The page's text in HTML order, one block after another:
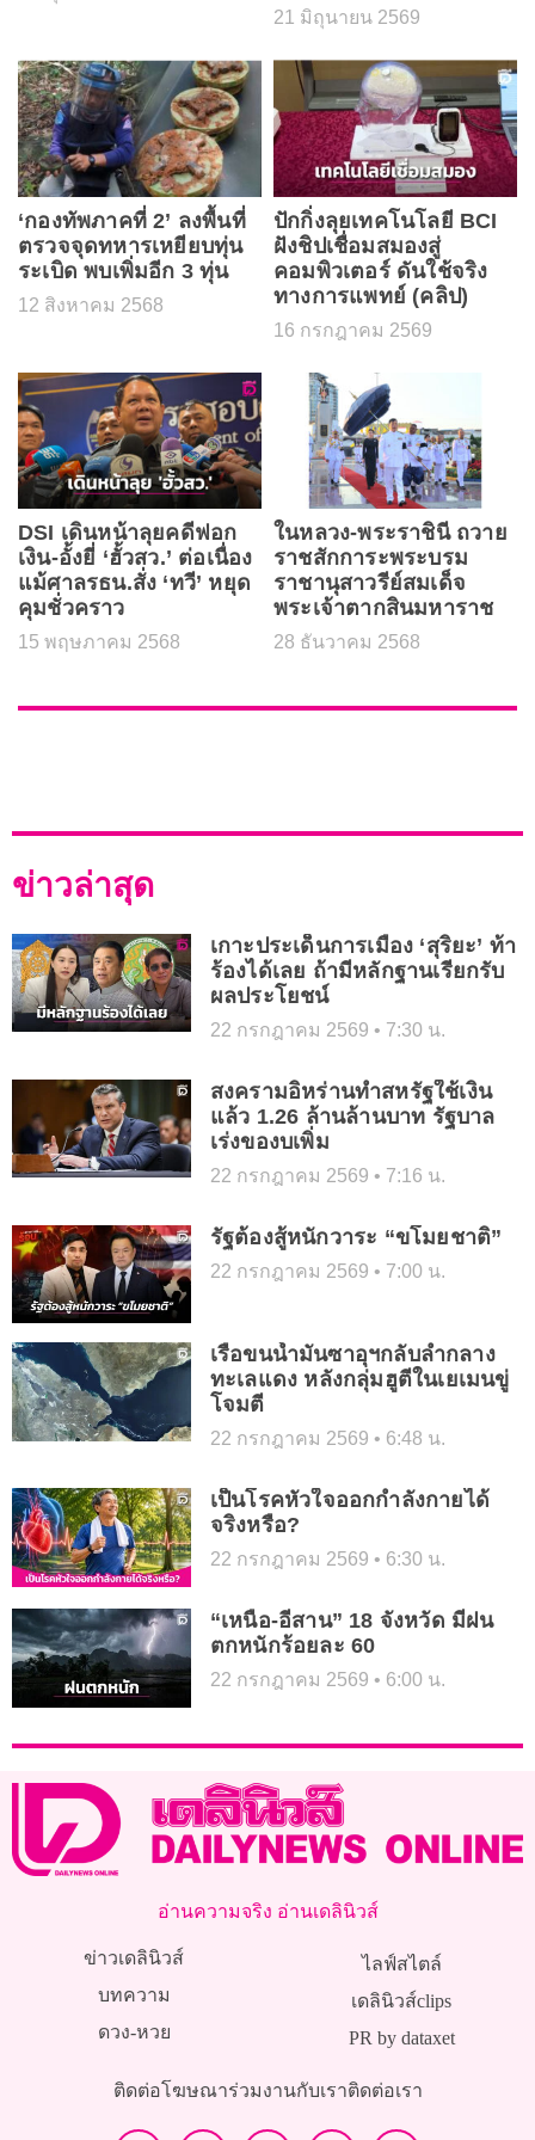
21 มิถุนายน 2569
‘กองทัพภาคที่ 2’ ลงพื้นที่
ตรวจจุดทหารเหยียบทุ่น
ระเบิด พบเพิ่มอีก 3 ทุ่น
12 สิงหาคม 2568
ปักกิ่งลุยเทคโนโลยี BCI
ฝังชิปเชื่อมสมองสู่
คอมพิวเตอร์ ดันใช้จริง
ทางการแพทย์ (คลิป)
16 กรกฎาคม 2569
DSI เดินหน้าลุยคดีฟอก
เงิน-อั้งยี่ ‘ฮั้วสว.’ ต่อเนื่อง
แม้ศาลรธน.สั่ง ‘ทวี’ หยุด
คุมชั่วคราว
15 พฤษภาคม 2568
ในหลวง-พระราชินี ถวาย
ราชสักการะพระบรม
ราชานุสาวรีย์สมเด็จ
พระเจ้าตากสินมหาราช
28 ธันวาคม 2568
ข่าวล่าสุด
เกาะประเด็นการเมือง ‘สุริยะ’ ท้า
ร้องได้เลย ถ้ามีหลักฐานเรียกรับ
ผลประโยชน์
22 กรกฎาคม 2569 7:30 น.
สงครามอิหร่านทำสหรัฐใช้เงิน
แล้ว 1.26 ล้านล้านบาท รัฐบาล
เร่งของบเพิ่ม
22 กรกฎาคม 2569 7:16 น.
รัฐต้องสู้หนักวาระ “ขโมยชาติ”
22 กรกฎาคม 2569 7:00 น.
เรือขนน้ำมันซาอุฯกลับลำกลาง
ทะเลแดง หลังกลุ่มฮูตีในเยเมนขู่
โจมตี
22 กรกฎาคม 2569 6:48 น.
เป็นโรคหัวใจออกกำลังกายได้
จริงหรือ?
22 กรกฎาคม 2569 6:30 น.
“เหนือ-อีสาน” 18 จังหวัด มีฝน
ตกหนักร้อยละ 60
22 กรกฎาคม 2569 6:00 น.
อ่านความจริง อ่านเดลินิวส์
ข่าวเดลินิวส์
บทความ
ดวง-หวย
ไลฟ์สไตล์
เดลินิวส์clips
PR by dataxet
ติดต่อโฆษณาร่วมงานกับเราติดต่อเรา